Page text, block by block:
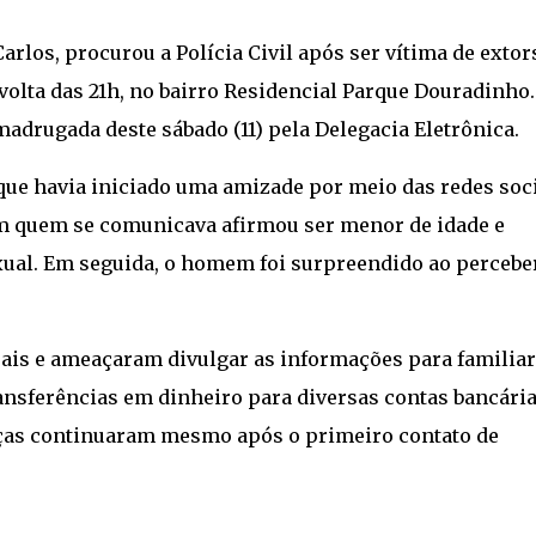
procurou a Polícia Civil após ser vítima de
das 21h, no bairro Residencial Parque Douradinho.
deste sábado (11) pela Delegacia Eletrônica.
havia iniciado uma amizade por meio das redes
quem se comunicava afirmou ser menor de idade e
Em seguida, o homem foi surpreendido ao
e ameaçaram divulgar as informações para
em dinheiro para diversas contas
continuaram mesmo após o primeiro contato de